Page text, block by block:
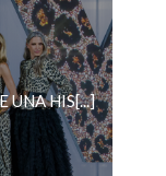
UNA HIS[...]